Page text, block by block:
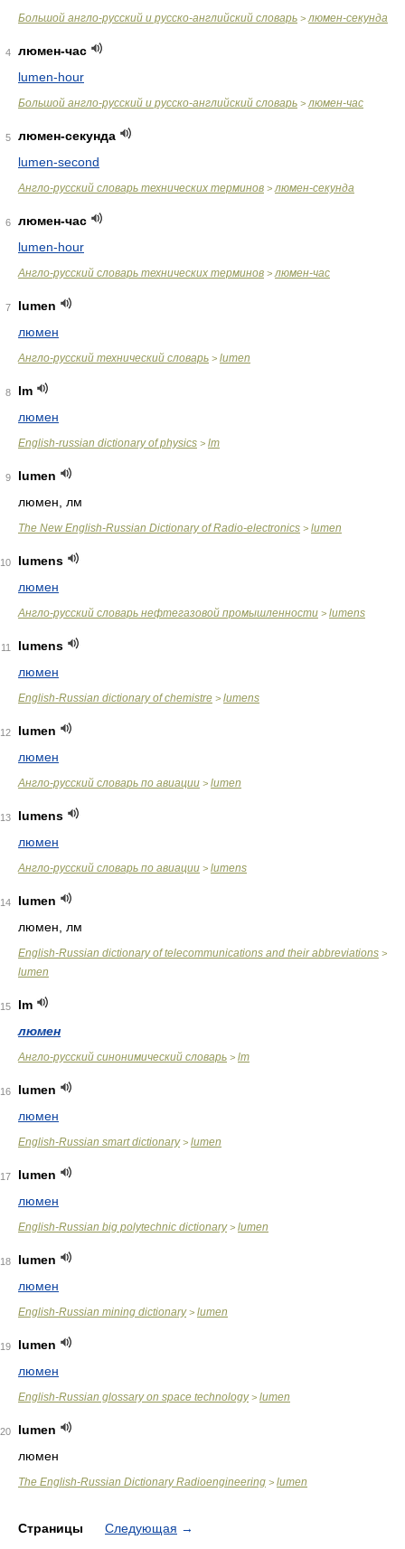
Большой англо-русский и русско-английский словарь > люмен-секунда
4
люмен-час
lumen-hour
Большой англо-русский и русско-английский словарь > люмен-час
5
люмен-секунда
lumen-second
Англо-русский словарь технических терминов > люмен-секунда
6
люмен-час
lumen-hour
Англо-русский словарь технических терминов > люмен-час
7
lumen
люмен
Англо-русский технический словарь > lumen
8
lm
люмен
English-russian dictionary of physics > lm
9
lumen
люмен, лм
The New English-Russian Dictionary of Radio-electronics > lumen
10
lumens
люмен
Англо-русский словарь нефтегазовой промышленности > lumens
11
lumens
люмен
English-Russian dictionary of chemistre > lumens
12
lumen
люмен
Англо-русский словарь по авиации > lumen
13
lumens
люмен
Англо-русский словарь по авиации > lumens
14
lumen
люмен, лм
English-Russian dictionary of telecommunications and their abbreviations >
lumen
15
lm
люмен
Англо-русский синонимический словарь > lm
16
lumen
люмен
English-Russian smart dictionary> lumen
17
lumen
люмен
English-Russian big polytechnic dictionary> lumen
18
lumen
люмен
English-Russian mining dictionary> lumen
19
lumen
люмен
English-Russian glossary on space technology> lumen
20
lumen
люмен
The English-Russian Dictionary Radioengineering > lumen
Страницы Следующая →